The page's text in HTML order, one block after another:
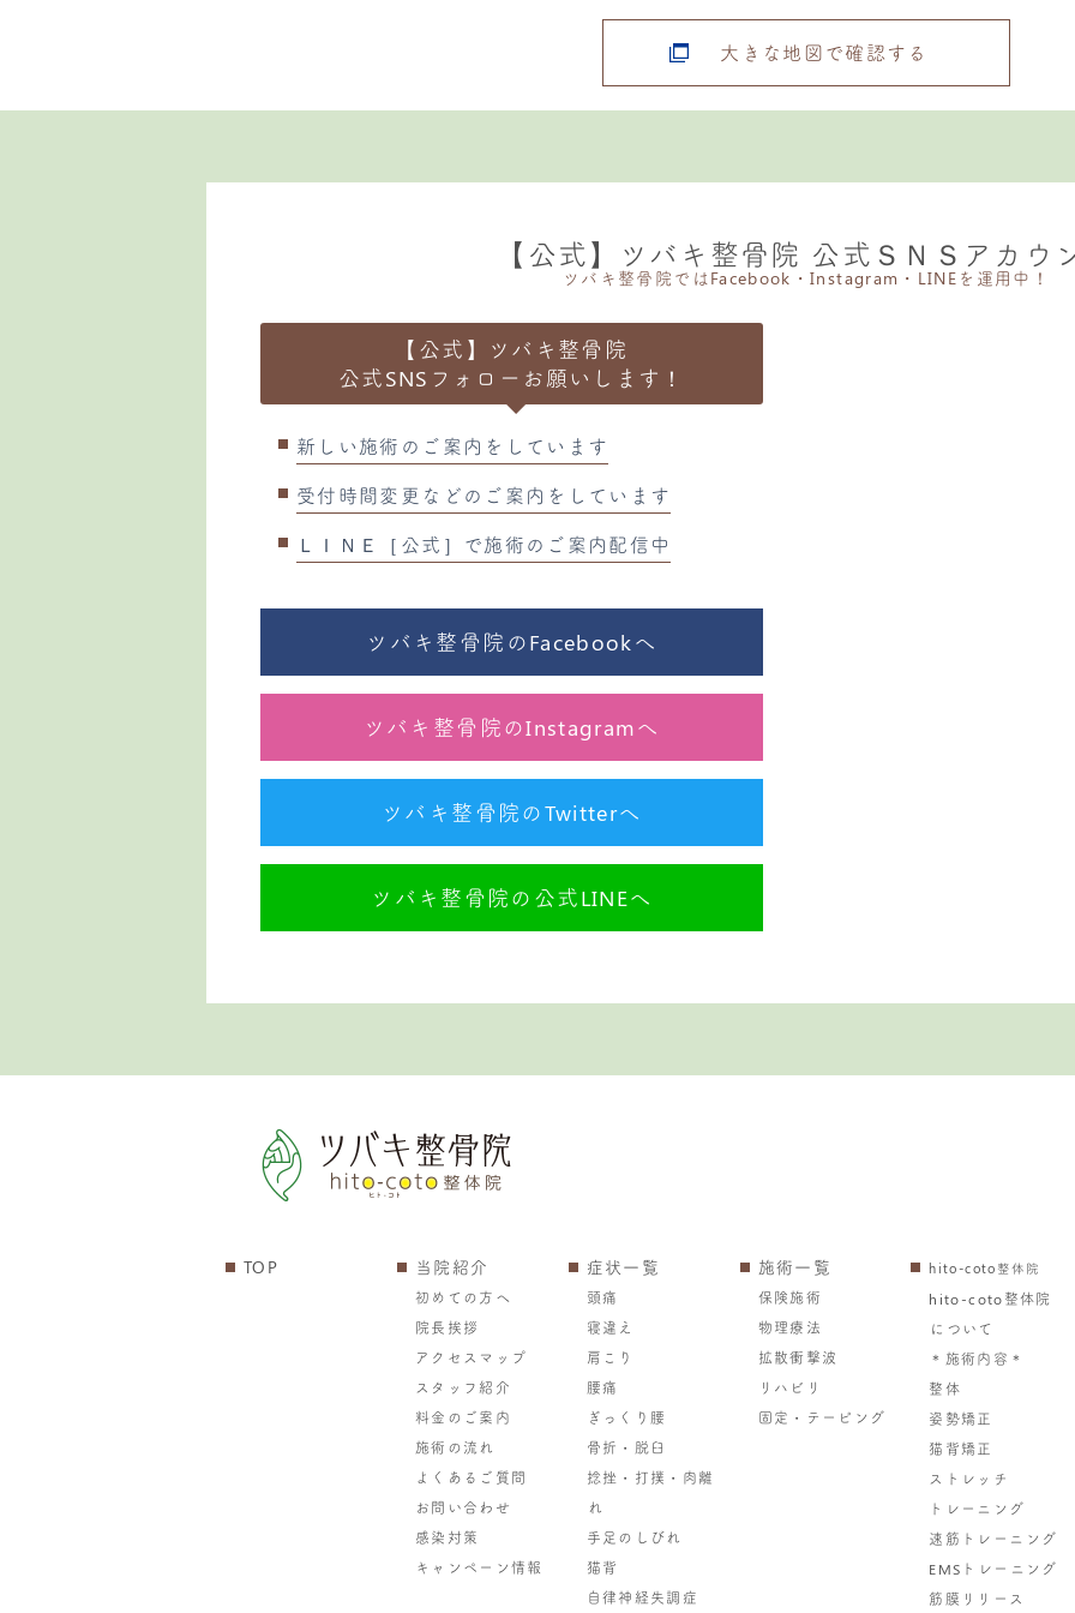
大きな地図で確認する
【公式】ツバキ整骨院 公式ＳＮＳアカウ
ツバキ整骨院ではFacebook・Instagram・LINEを運用中！
【公式】ツバキ整骨院
公式SNSフォローお願いします！
新しい施術のご案内をしています
受付時間変更などのご案内をしています
ＬＩＮＥ［公式］で施術のご案内配信中
ツバキ整骨院のFacebookへ
ツバキ整骨院のInstagramへ
ツバキ整骨院のTwitterへ
ツバキ整骨院の公式LINEへ
TOP 当院紹介
初めての方へ
院長挨拶
アクセスマップ
スタッフ紹介
料金のご案内
施術の流れ
よくあるご質問
お問い合わせ
感染対策
キャンペーン情報
症状一覧
頭痛
寝違え
肩こり
腰痛
ぎっくり腰
骨折・脱臼
捻挫・打撲・肉離
れ
手足のしびれ
猫背
自律神経失調症
施術一覧
保険施術
物理療法
拡散衝撃波
リハビリ
固定・テーピング
hito-coto整体院
hito-coto整体院
について
＊施術内容＊
整体
姿勢矯正
猫背矯正
ストレッチ
トレーニング
速筋トレーニング
EMSトレーニング
筋膜リリース